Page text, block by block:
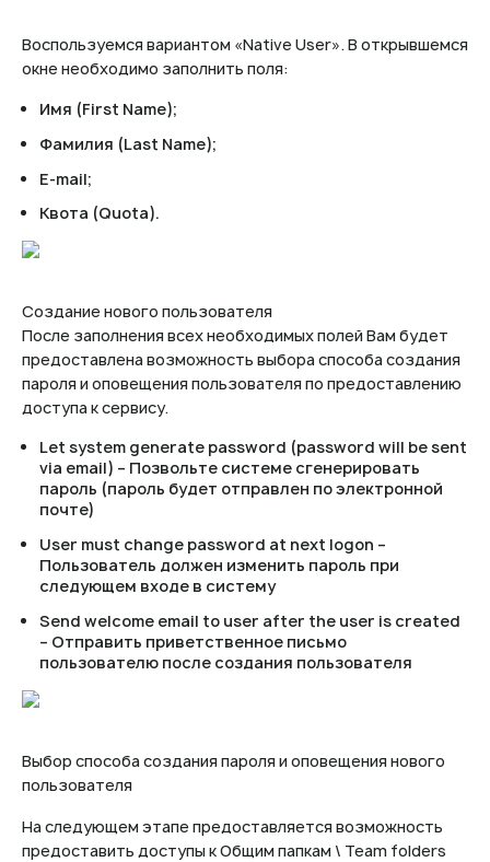
Воспользуемся вариантом «Native User». В открывшемся
окне необходимо заполнить поля:
Имя (First Name);
Фамилия (Last Name);
E-mail;
Квота (Quota).
Создание нового пользователя
После заполнения всех необходимых полей Вам будет
предоставлена возможность выбора способа создания
пароля и оповещения пользователя по предоставлению
доступа к сервису.
Let system generate password (password will be sent
via email) – Позвольте системе сгенерировать
пароль (пароль будет отправлен по электронной
почте)
User must change password at next logon –
Пользователь должен изменить пароль при
следующем входе в систему
Send welcome email to user after the user is created
– Отправить приветственное письмо
пользователю после создания пользователя
Выбор способа создания пароля и оповещения нового
пользователя
На следующем этапе предоставляется возможность
предоставить доступы к Общим папкам \ Team folders